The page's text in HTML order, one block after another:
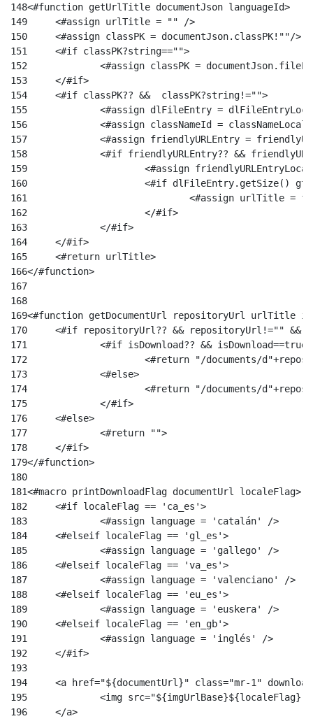
148
149
	<#assign urlTitle = "" />
150
	<#assign classPK = documentJson.classPK!""/>
151
	<#if classPK?string=="">
152
<#assign classPK =
153
	</#if>
154
	<#if classPK?? &&  classPK?string!="">
155
<#assign dlFileEntry =
156
<#assign classNameId =
157
<#assign friendlyURLEntry =
158
<#if friendlyURLEntry?? &&
159
<#assign
160
161
<#assign urlTitle
162
163
164
	</#if>
165
	<#return urlTitle>
166
167
168
169
170
<#if repositoryUrl?? && repositoryUrl!="" &&
171
<#if isDownload?? &&
172
<#return "/documents/
173
		<#else>
174
<#return "/documents/
175
		</#if>
176
	<#else>
177
		<#return "">
178
	</#if>
179</#function>
180
181<#macro printDownloadFlag documentUrl localeFlag>
182
	<#if localeFlag == 'ca_es'>
183
		<#assign language = 'catalán' />
184
	<#elseif localeFlag == 'gl_es'>
185
		<#assign language = 'gallego' />
186
	<#elseif localeFlag == 'va_es'>
187
		<#assign language = 'valenciano' />
188
	<#elseif localeFlag == 'eu_es'>
189
		<#assign language = 'euskera' />
190
	<#elseif localeFlag == 'en_gb'>
191
		<#assign language = 'inglés' />
192
	</#if>
193
194
<a href="${documentUrl}" class="mr-1"
195
<img
196
	</a>